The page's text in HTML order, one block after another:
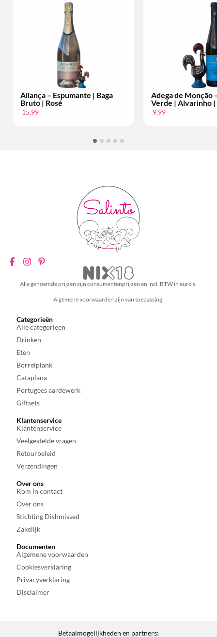
| Baga
Adega de Monção – Vinho
Verde | Alvarinho | Per Fles
Alle genoemde prijzen zijn consumentenprijzen en incl. BTW in euro’s.
Algemene voorwaarden zijn van toepassing.
Categorieën
Alle categorieën
Drinken
Eten
Borrelplank
Cataplana
Portugees aardewerk
Giftsets
Klantenservice
Klantenservice
Veelgestelde vragen
Retourbeleid
Verzendingen
Over ons
Kom in contact
Over ons
Stichting Dishmissed
Zakelijk
Documenten
Algemene voorwaarden
Cookiesverklaring
Privacyverklaring
Disclaimer
Betaalmogelijkheden en partners: